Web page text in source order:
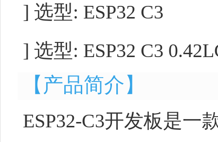
] 选型: ESP32
] 选型: ESP32 C3
【产品简介】
ESP32-C3开发板是一